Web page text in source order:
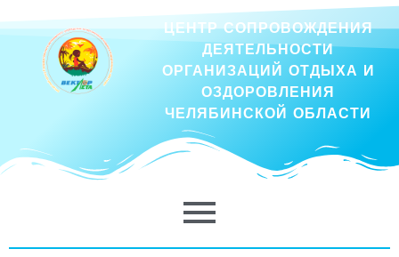
ЦЕНТР СОПРОВОЖДЕНИЯ
ДЕЯТЕЛЬНОСТИ
ОРГАНИЗАЦИЙ ОТДЫХА И
ОЗДОРОВЛЕНИЯ
ЧЕЛЯБИНСКОЙ ОБЛАСТИ